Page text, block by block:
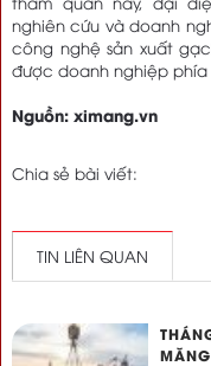
nghiên cứu và doanh
công nghệ sản xuất
được doanh nghiệp phía
Nguồn: ximang.vn
Chia sẻ bài viết:
TIN LIÊN QUAN